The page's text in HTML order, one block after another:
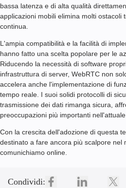
bassa latenza e di alta qualità
applicazioni mobili elimina molti ostacoli
continua.
L'ampia compatibilità e la facilità di
hanno fatto una scelta popolare per le
Riducendo la necessità di software
infrastruttura di server, WebRTC non
accelera anche l'implementazione di
tempo reale. I suoi solidi protocolli di
trasmissione dei dati rimanga sicura,
preoccupazioni più importanti
Con la crescita dell'adozione di questa
destinato a fare ancora più scalpore nel
comunichiamo online.
Condividi: